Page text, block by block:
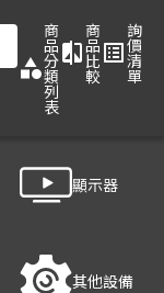
category
商
品
分
類
列
表
compare
商
品
比
較
list_alt
詢
價
清
單
顯示器
其他設備